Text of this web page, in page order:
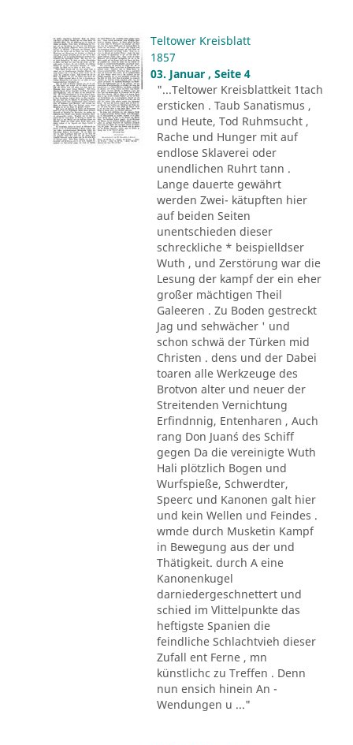
Teltower Kreisblatt
1857
03. Januar , Seite 4
"...Teltower Kreisblattkeit 1tach
ersticken . Taub Sanatismus ,
und Heute, Tod Ruhmsucht ,
Rache und Hunger mit auf
endlose Sklaverei oder
unendlichen Ruhrt tann .
Lange dauerte gewährt
werden Zwei- kätupften hier
auf beiden Seiten
unentschieden dieser
schreckliche * beispielldser
Wuth , und Zerstörung war die
Lesung der kampf der ein eher
großer mächtigen Theil
Galeeren . Zu Boden gestreckt
Jag und sehwächer ' und
schon schwä der Türken mid
Christen . dens und der Dabei
toaren alle Werkzeuge des
Brotvon alter und neuer der
Streitenden Vernichtung
Erfindnnig, Entenharen , Auch
rang Don Juan´s des Schiff
gegen Da die vereinigte Wuth
Hali plötzlich Bogen und
Wurfspieße, Schwerdter,
Speerc und Kanonen galt hier
und kein Wellen und Feindes .
wmde durch Musketin Kampf
in Bewegung aus der und
Thätigkeit. durch A eine
Kanonenkugel
darniedergeschnettert und
schied im Vlittelpunkte das
heftigste Spanien die
feindliche Schlachtvieh dieser
Zufall ent Ferne , mn
künstlichc zu Treffen . Denn
nun ensich hinein An -
Wendungen u ..."